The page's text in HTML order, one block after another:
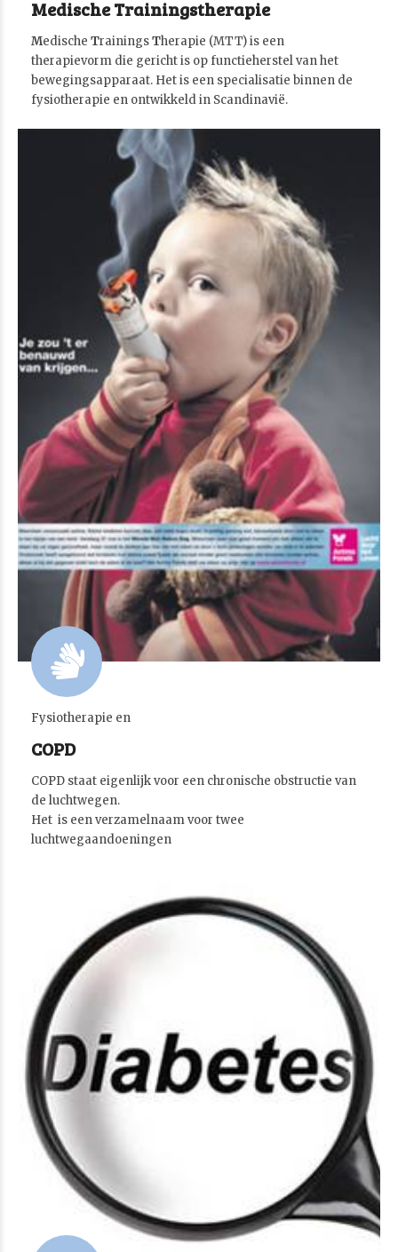
Medische Trainingstherapie
Medische TrainingsTherapie (MTT) is een
therapievorm die gericht is op functieherstel van het
bewegingsapparaat. Het is een specialisatie binnen de
fysiotherapie en ontwikkeld in Scandinavië.
Fysiotherapie en
COPD
COPD staat eigenlijk voor een chronische obstructie van
de luchtwegen.
Het is een verzamelnaam voor twee
luchtwegaandoeningen